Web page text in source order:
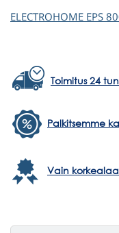
ELECTROHOME EPS
Toimitus 24
Palkitsemme
Vain